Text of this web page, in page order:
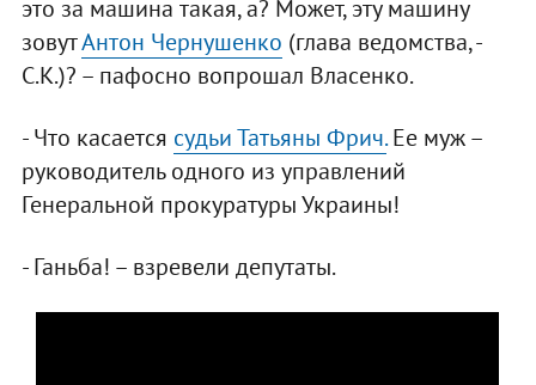
это за машина такая, а? Может, эту машину
зовутАнтон Чернушенко (глава ведомства, -
С.К.)? – пафосно вопрошал Власенко.
- Что касается судьи Татьяны Фрич.Ее муж –
руководитель одного из управлений
Генеральной прокуратуры Украины!
- Ганьба! – взревели депутаты.